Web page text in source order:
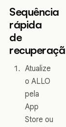
Sequência
rápida
de
Atualize
o ALLO
pela
App
Store ou